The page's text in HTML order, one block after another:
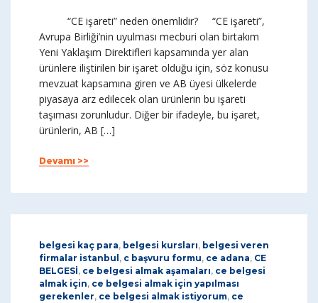
“CE işareti” neden önemlidir? “CE işareti”,
Avrupa Birliği’nin uyulması mecburi olan birtakım
Yeni Yaklaşım Direktifleri kapsamında yer alan
ürünlere iliştirilen bir işaret olduğu için, söz konusu
mevzuat kapsamına giren ve AB üyesi ülkelerde
piyasaya arz edilecek olan ürünlerin bu işareti
taşıması zorunludur. Diğer bir ifadeyle, bu işaret,
ürünlerin, AB […]
Devamı >>
belgesi kaç para, belgesi kursları, belgesi veren
firmalar istanbul , c başvuru formu, ce adana, CE
BELGESİ, ce belgesi almak aşamaları, ce belgesi
almak için, ce belgesi almak için yapılması
gerekenler, ce belgesi almak istiyorum, ce